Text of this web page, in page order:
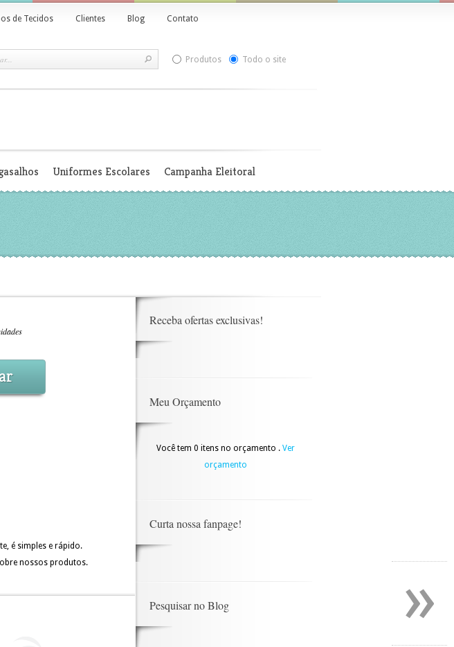
»
de Tecidos Clientes Blog Contato
Produtos Todo o site
Uniformes Escolares Campanha Eleitoral
é simples e rápido.
nossos produtos.
Receba ofertas exclusivas!
Meu Orçamento
Você tem 0 itens no orçamento . Ver
orçamento
Curta nossa fanpage!
Pesquisar no Blog